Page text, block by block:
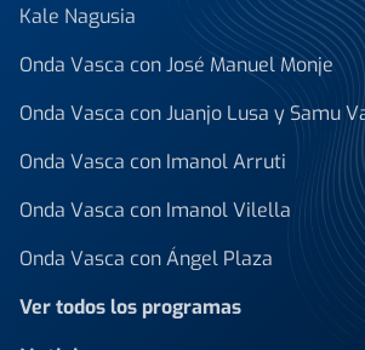
Kale Nagusia
Onda Vasca con José Manuel Monje
Onda Vasca con Juanjo Lusa y Samu
Onda Vasca con Imanol Arruti
Onda Vasca con Imanol Vilella
Onda Vasca con Ángel Plaza
Ver todos los programas